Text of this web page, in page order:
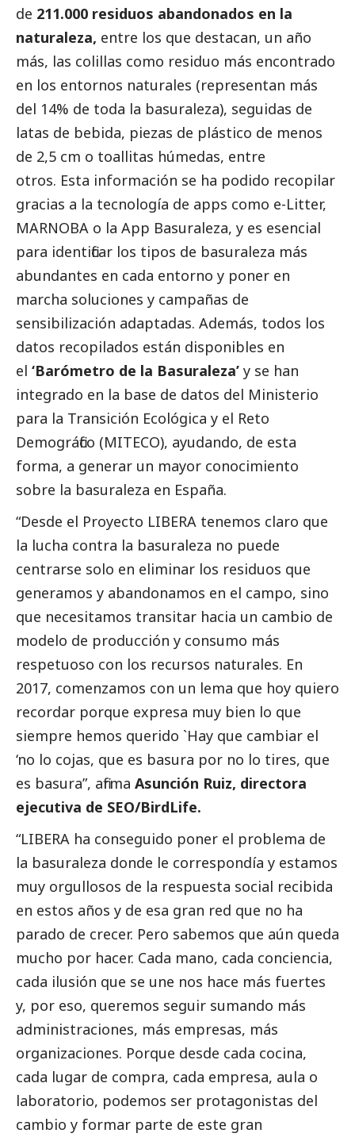
de 211.000 residuos abandonados en la
naturaleza, entre los que destacan, un año
más, las colillas como residuo más encontrado
en los entornos naturales (representan más
del 14% de toda la basuraleza), seguidas de
latas de bebida, piezas de plástico de menos
de 2,5 cm o toallitas húmedas, entre
otros. Esta información se ha podido recopilar
gracias a la tecnología de apps como e-Litter,
MARNOBA o la App Basuraleza, y es esencial
para identificar los tipos de basuraleza más
abundantes en cada entorno y poner en
marcha soluciones y campañas de
sensibilización adaptadas. Además, todos los
datos recopilados están disponibles en
el ‘Barómetro de la Basuraleza’ y se han
integrado en la base de datos del Ministerio
para la Transición Ecológica y el Reto
Demográfico (MITECO), ayudando, de esta
forma, a generar un mayor conocimiento
sobre la basuraleza en España.
“Desde el Proyecto LIBERA tenemos claro que
la lucha contra la basuraleza no puede
centrarse solo en eliminar los residuos que
generamos y abandonamos en el campo, sino
que necesitamos transitar hacia un cambio de
modelo de producción y consumo más
respetuoso con los recursos naturales. En
2017, comenzamos con un lema que hoy quiero
recordar porque expresa muy bien lo que
siempre hemos querido `Hay que cambiar el
‘no lo cojas, que es basura por no lo tires, que
es basura”, afirma Asunción Ruiz, directora
ejecutiva de SEO/BirdLife.
“LIBERA ha conseguido poner el problema de
la basuraleza donde le correspondía y estamos
muy orgullosos de la respuesta social recibida
en estos años y de esa gran red que no ha
parado de crecer. Pero sabemos que aún queda
mucho por hacer. Cada mano, cada conciencia,
cada ilusión que se une nos hace más fuertes
y, por eso, queremos seguir sumando más
administraciones, más empresas, más
organizaciones. Porque desde cada cocina,
cada lugar de compra, cada empresa, aula o
laboratorio, podemos ser protagonistas del
cambio y formar parte de este gran